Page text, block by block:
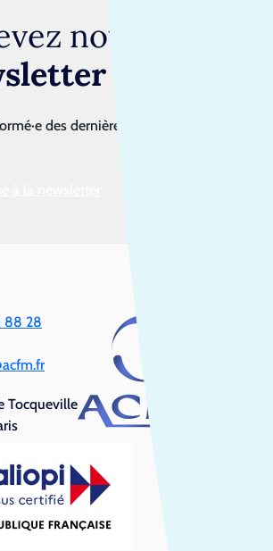
notre
des dernières actualités de
88 28
Tocqueville